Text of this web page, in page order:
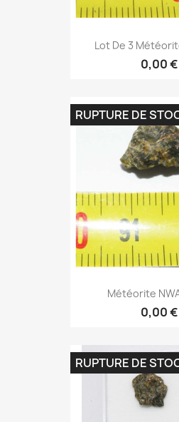
Lot De 3
0,00 €
Météorite
0,00 €
RUPTURE DE
RUPTURE DE